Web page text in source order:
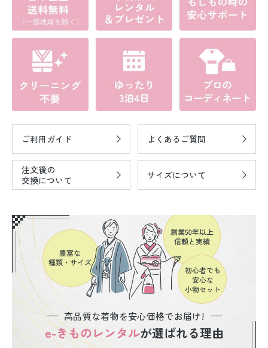
ご利用ガイド よくあるご質問
注文後の
交換について
サイズについて
高品質な着物を安心価格でお届け!
e-きものレンタルが選ばれる理由